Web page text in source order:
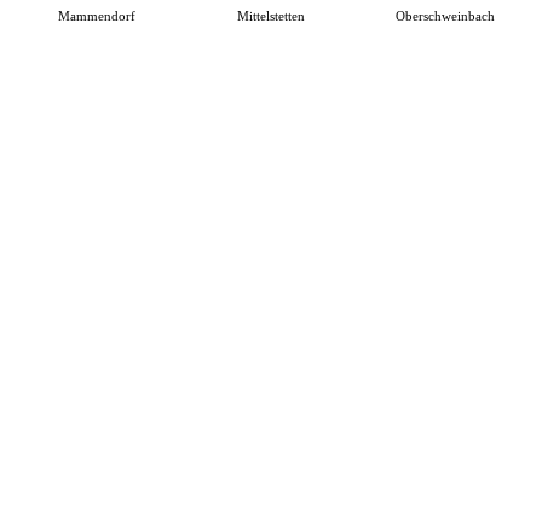
Mammendorf Mittelstetten Oberschweinbach